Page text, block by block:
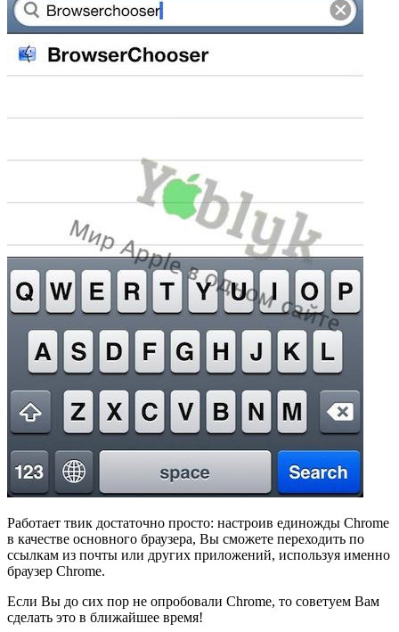
Работает твик достаточно просто: настроив единожды Chrome
в качестве основного браузера, Вы сможете переходить по
ссылкам из почты или других приложений, используя именно
браузер Chrome.
Если Вы до сих пор не опробовали Chrome, то советуем Вам
сделать это в ближайшее время!